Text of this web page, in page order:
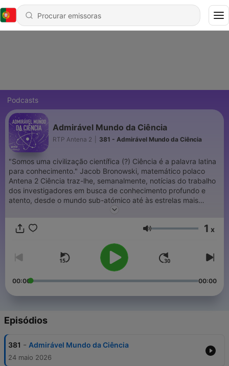
Podcasts
Admirável Mundo da Ciência
RTP Antena 2 381 - Admirável Mundo da Ciência
"Somos uma civilização científica (?) Ciência é a palavra latina
para conhecimento." Jacob Bronowski, matemático polaco
Antena 2 Ciência traz-lhe, semanalmente, notícias do trabalho
dos investigadores em busca de conhecimento profundo e
atento, desde o mundo sub-atómico até às estrelas mais
distantes. Destacamos projetos de pesquisa fundamental e
Em Antena 2 Ciência, temos particular atenção ao empenho
antropogénica, que está a degradar as condições de vida na
Terra.
Volume 1 x
00:00 00:00
Episódios
381 - Admirável Mundo da Ciência
24 maio 2026